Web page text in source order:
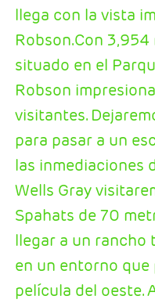
llega con la vista
Robson.Con
situado en el
Robson
visitantes.
para pasar a un
las inmediaciones
Wells Gray
Spahats de 70
llegar a un rancho
en un entorno que
película del oeste.